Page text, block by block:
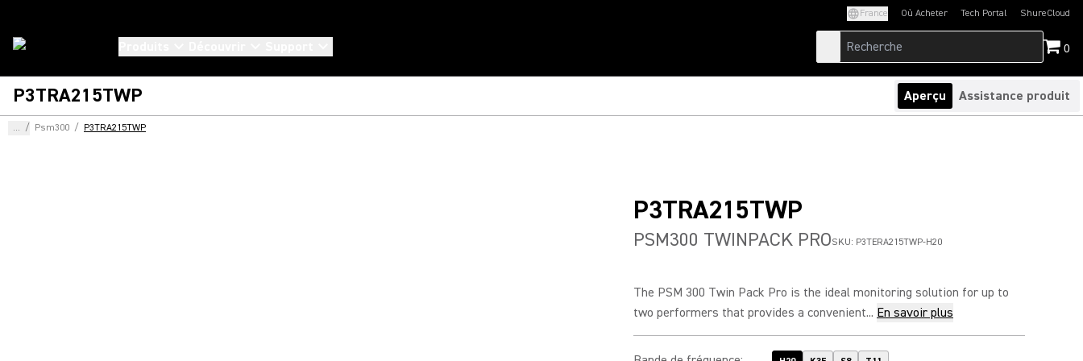
France Où Acheter Tech Portal
(Opens in a new tab)ShureCloud
(Opens in a new
0
P3TRA215TWP Aperçu Assistance produit
... / Psm300 / P3TRA215TWP
P3TRA215TWP
PSM300 TWINPACK PROSKU: P3TERA215TWP-H20
The PSM 300 Twin Pack Pro is the ideal monitoring solution for up to
two performers that provides a convenient... En savoir plus